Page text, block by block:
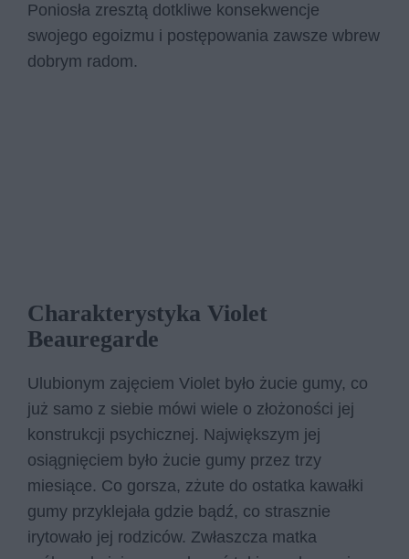
Poniosła zresztą dotkliwe konsekwencje
swojego egoizmu i postępowania zawsze wbrew
dobrym radom.
Charakterystyka Violet
Beauregarde
Ulubionym zajęciem Violet było żucie gumy, co
już samo z siebie mówi wiele o złożoności jej
konstrukcji psychicznej. Największym jej
osiągnięciem było żucie gumy przez trzy
miesiące. Co gorsza, zżute do ostatka kawałki
gumy przyklejała gdzie bądź, co strasznie
irytowało jej rodziców. Zwłaszcza matka